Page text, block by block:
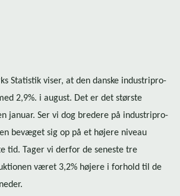
Statistik viser, at den danske in­du­stri­pro­
2,9%. i august. Det er det største
januar. Ser vi dog bredere på in­du­stri­pro­
bevæget sig op på et højere niveau
tid. Tager vi derfor de seneste tre
været 3,2% højere i forhold til de